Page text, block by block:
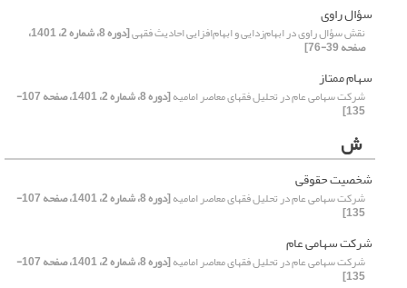
سؤال راوی
نقش سؤال راوی در ابهام‌زدایی و ابهام‌افزایی احادیث فقهی [دوره 8، شماره 2، 1401،
صفحه 39-76]
سهام ممتاز
شرکت سهامی عام در تحلیل فقهای معاصر امامیه [دوره 8، شماره 2، 1401، صفحه 107-
135]
ش
شخصیت حقوقی
شرکت سهامی عام در تحلیل فقهای معاصر امامیه [دوره 8، شماره 2، 1401، صفحه 107-
135]
شرکت سهامی عام
شرکت سهامی عام در تحلیل فقهای معاصر امامیه [دوره 8، شماره 2، 1401، صفحه 107-
135]